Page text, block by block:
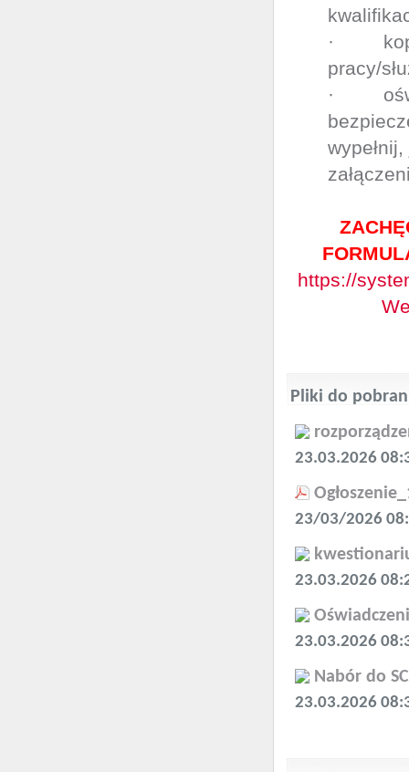
· kopie
pracy/
·
https://
Pliki do
23.03.2026
23/03/2026
23.03.2026
23.03.2026
Nabór do
23.03.2026